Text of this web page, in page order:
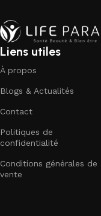
Liens utiles
À propos
Blogs & Actualités
Contact
Politiques de
confidentialité
Conditions générales de
vente